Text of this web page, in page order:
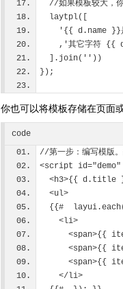
//如果模板较大
  laytpl([
'{{ d.name
,'其它字符
  ].join(''))
});
你也可以将模板存储在页面
code
//第一步：编写模版
<script
<h3>{{ d.title
  <ul>
{{#
    <li>
    </li>